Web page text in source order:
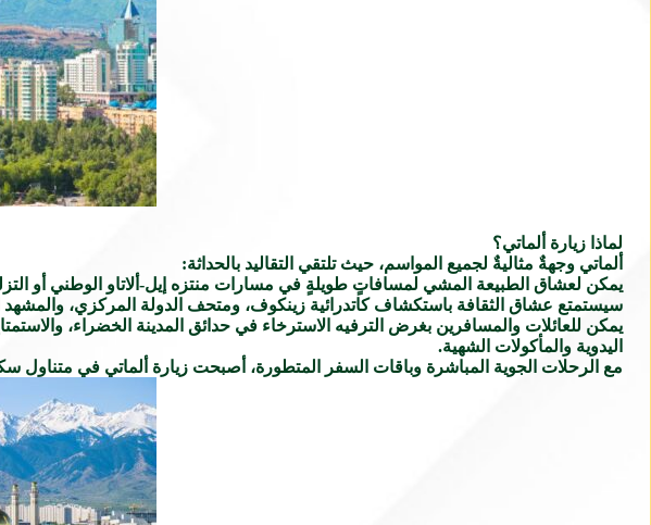
لماذا زيارة ألماتي؟
ألماتي وجهةٌ مثاليةٌ لجميع المواسم، حيث تلتقي التقاليد بالحداثة:
يمكن لعشاق الطبيعة المشي لمسافاتٍ طويلةٍ في مسارات منتزه إيل-ألاتاو الوطني أو
سيستمتع عشاق الثقافة باستكشاف كاتدرائية زينكوف، ومتحف الدولة المركزي، والمشهد
يمكن للعائلات والمسافرين بغرض الترفيه الاسترخاء في حدائق المدينة الخضراء،
اليدوية والمأكولات الشهية.
مع الرحلات الجوية المباشرة وباقات السفر المتطورة، أصبحت زيارة ألماتي في متناول